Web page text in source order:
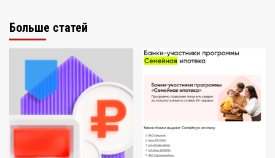
Больше статей